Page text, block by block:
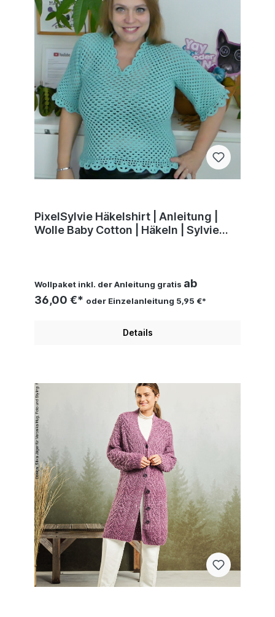
PixelSylvie Häkelshirt | Anleitung |
Wolle Baby Cotton | Häkeln | Sylvie
Wollpaket inkl. der Anleitung gratis ab
36,00 €* oder Einzelanleitung 5,95 €*
Details